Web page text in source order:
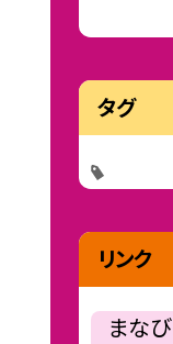
タグ
リンク
まなび